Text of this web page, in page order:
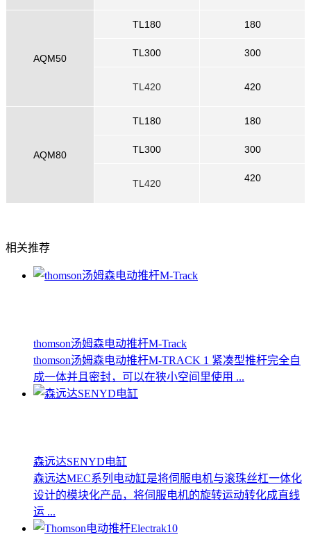
AQM50
TL180 180
TL300 300
TL420 420
AQM80
TL180 180
TL300 300
TL420 420
相关推荐
thomson汤姆森电动推杆M-Track
thomson汤姆森电动推杆M-TRACK 1 紧凑型推杆完全自
成一体并且密封，可以在狭小空间里使用 ...
森远达SENYD电缸
森远达MEC系列电动缸是将伺服电机与滚珠丝杠一体化
设计的模块化产品，将伺服电机的旋转运动转化成直线
运 ...